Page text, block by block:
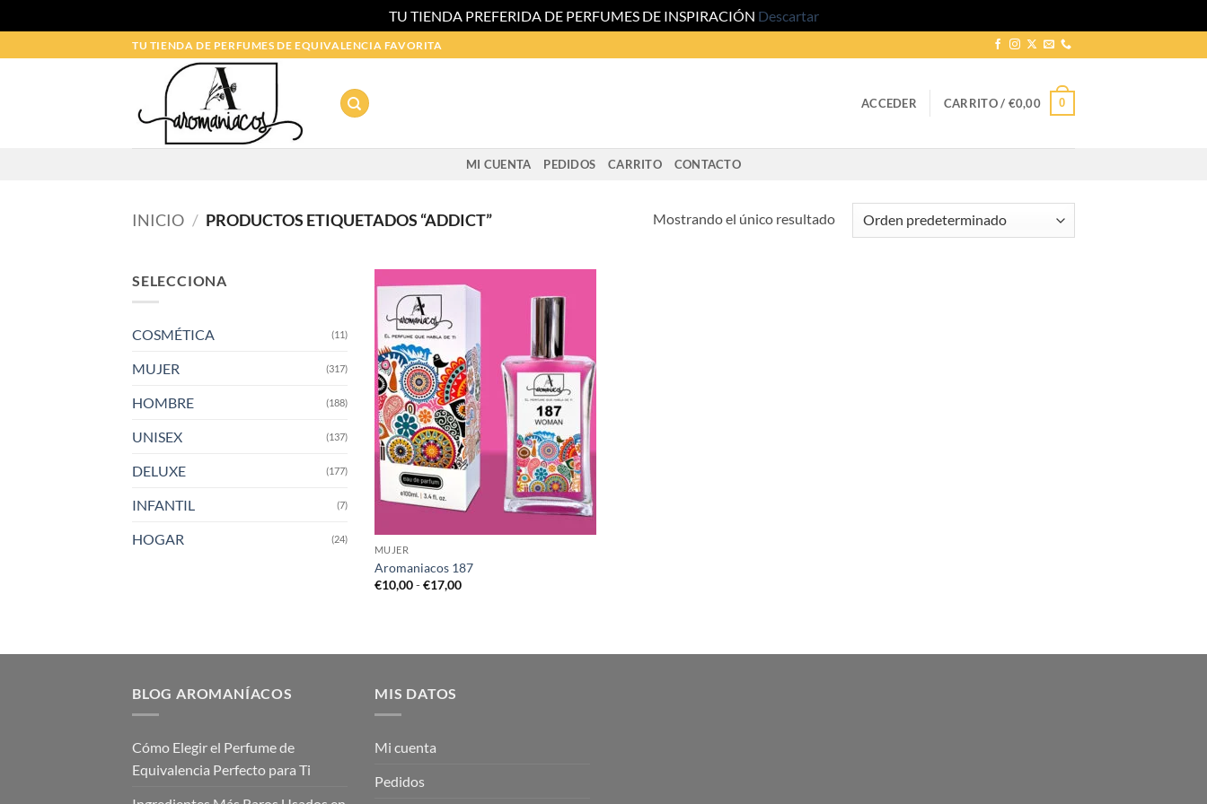
TU TIENDA PREFERIDA DE PERFUMES DE INSPIRACIÓN Descartar
al
TU TIENDA DE PERFUMES DE EQUIVALENCIA FAVORITA
ACCEDER CARRITO / €0,00 0
MI CUENTA PEDIDOS CARRITO CONTACTO
INICIO / PRODUCTOS ETIQUETADOS “ADDICT” Mostrando el único resultado
SELECCIONA
COSMÉTICA (11)
MUJER (317)
HOMBRE (188)
UNISEX (137)
DELUXE (177)
INFANTIL (7)
HOGAR
(24)
MUJER
Aromaniacos 187
€10,00-€17,00Rango
€17,00
BLOG AROMANÍACOS
Cómo Elegir el Perfume de
Equivalencia Perfecto para Ti
MIS DATOS
Mi cuenta
Pedidos